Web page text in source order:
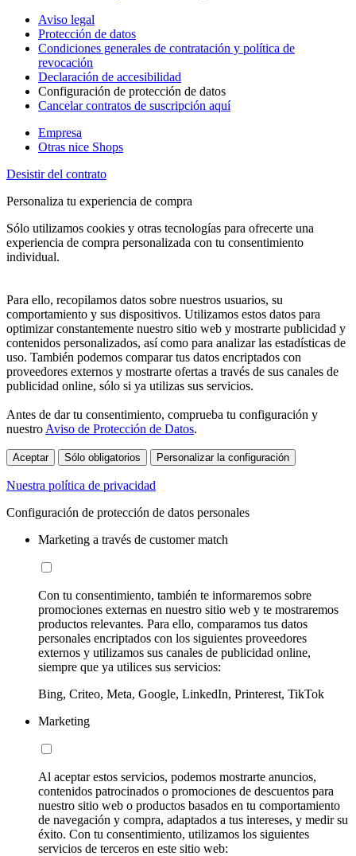
Aviso legal
Protección de datos
Condiciones generales de contratación y política de
revocación
Declaración de accesibilidad
Configuración de protección de datos
Cancelar contratos de suscripción aquí
Empresa
Otras nice Shops
Desistir del contrato
Personaliza tu experiencia de compra
Sólo utilizamos cookies y otras tecnologías para ofrecerte una
experiencia de compra personalizada con tu consentimiento
individual.
Para ello, recopilamos datos sobre nuestros usuarios, su
comportamiento y sus dispositivos. Utilizamos estos datos para
optimizar constantemente nuestro sitio web y mostrarte publicidad y
contenidos personalizados, así como para analizar las estadísticas de
uso. También podemos comparar tus datos encriptados con
proveedores externos y mostrarte ofertas a través de sus canales de
publicidad online, sólo si ya utilizas sus servicios.
Antes de dar tu consentimiento, comprueba tu configuración y
nuestro Aviso de Protección de Datos.
Aceptar Sólo obligatorios Personalizar la configuración
Nuestra política de privacidad
Configuración de protección de datos personales
Marketing a través de customer match
Con tu consentimiento, también te informaremos sobre
promociones externas en nuestro sitio web y te mostraremos
productos relevantes. Para ello, comparamos tus datos
personales encriptados con los siguientes proveedores
externos y utilizamos sus canales de publicidad online,
siempre que ya utilices sus servicios:
Bing, Criteo, Meta, Google, LinkedIn, Printerest, TikTok
Marketing
Al aceptar estos servicios, podemos mostrarte anuncios,
contenidos patrocinados o promociones de descuentos para
nuestro sitio web o productos basados en tu comportamiento
de navegación y compra, adaptados a tus intereses, y medir su
éxito. Con tu consentimiento, utilizamos los siguientes
servicios de terceros en este sitio web: